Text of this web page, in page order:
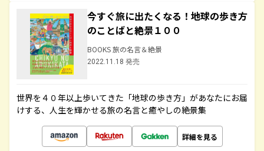
今すぐ旅に出たくなる！地球の歩き方
のことばと絶景１００
BOOKS 旅の名言＆絶景
2022.11.18 発売
世界を４０年以上歩いてきた「地球の歩き方」があなたにお届
けする、人生を輝かせる旅の名言と癒やしの絶景集
詳細を見る